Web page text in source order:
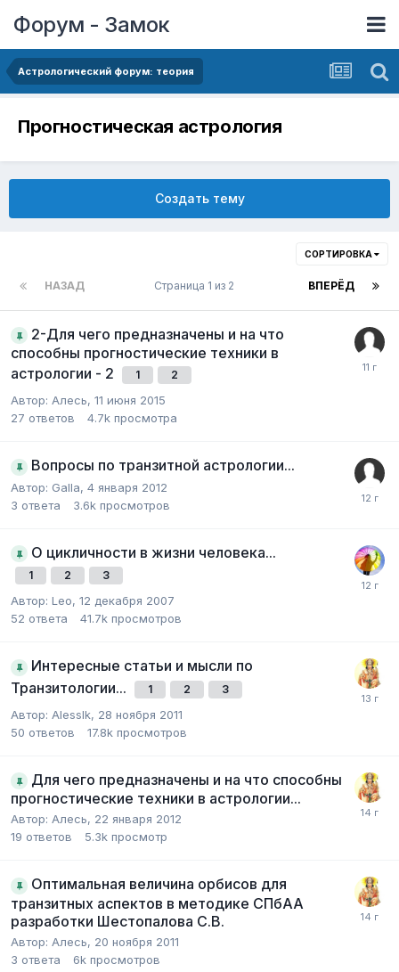
Форум - Замок
Астрологический форум: теория
Прогностическая астрология
Создать тему
СОРТИРОВКА
НАЗАД ВПЕРЁД
Страница 1 из 2
2-Для чего предназначены и на что
способны прогностические техники в
астрологии - 2
1 2
Автор: Алесь, 11 июня 2015
27 ответов 4.7k просмотра
Вопросы по транзитной астрологии...
Автор: Galla, 4 января 2012
3 ответа 3.6k просмотров
О цикличности в жизни человека...
1 2 3
Автор: Leo, 12 декабря 2007
52 ответа 41.7k просмотров
Интересные статьи и мысли по
Транзитологии...
1 2 3
Автор: AlessIk, 28 ноября 2011
50 ответов 17.8k просмотров
Для чего предназначены и на что способны
прогностические техники в астрологии...
Автор: Алесь, 22 января 2012
19 ответов 5.3k просмотр
Оптимальная величина орбисов для
транзитных аспектов в методике СПбАА
разработки Шестопалова С.В.
Автор: Алесь, 20 ноября 2011
3 ответа 6k просмотров